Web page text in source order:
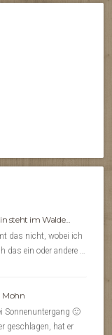
steht im Walde…
das nicht, wobei ich
das ein oder andere …
Mohn
Sonnenuntergang 🙂
geschlagen, hat er